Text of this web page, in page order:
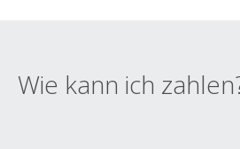
Wie kann ich